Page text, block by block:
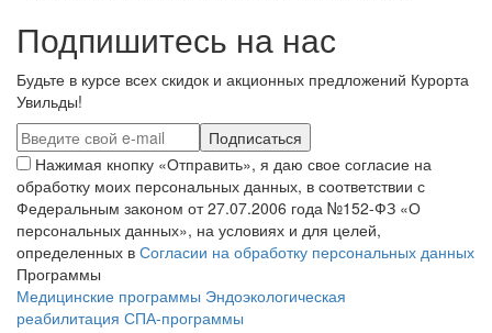
Подпишитесь на нас
Будьте в курсе всех скидок и акционных предложений Курорта
Увильды!
Нажимая кнопку «Отправить», я даю свое согласие на
обработку моих персональных данных, в соответствии с
Федеральным законом от 27.07.2006 года №152-ФЗ «О
персональных данных», на условиях и для целей,
определенных в Согласии на обработку персональных данных
Программы
Медицинские программы Эндоэкологическая
реабилитация СПА-программы